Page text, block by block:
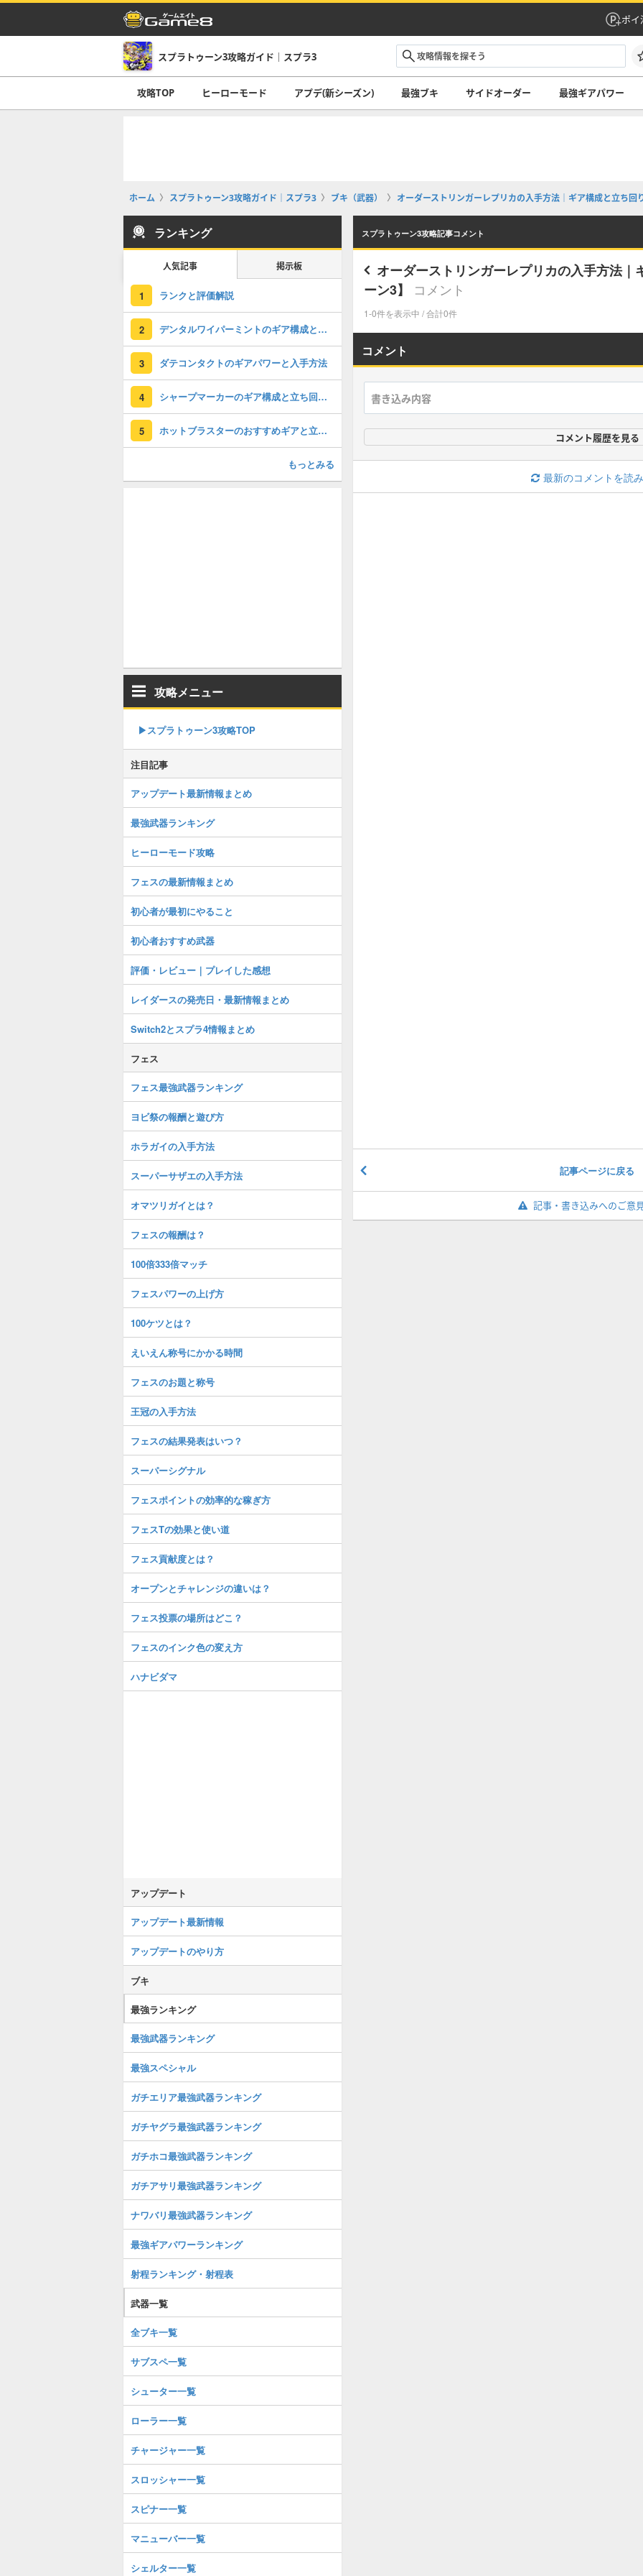
ポイ
スプラトゥーン3攻略ガイド｜スプラ3
攻略TOP ヒーローモード アプデ(新シーズン) 最強ブキ サイドオーダー 最強ギアパワー
ホーム スプラトゥーン3攻略ガイド｜スプラ3 ブキ（武器） オーダーストリンガーレプリカの入手方法｜ギア構成と立ち回
スプラトゥーン3攻略記事コメント
オーダーストリンガーレプリカの入手方法｜
ーン3】
コメント
1-0件を表示中 / 合計0件
コメント
コメント履歴を見る
最新のコメントを読
記事ページに戻る
記事・書き込みへのご意
ランキング
人気記事 掲示板
1 ランクと評価解説
2 デンタルワイパーミントのギア構成と立ち回り｜デンパミ
3 ダテコンタクトのギアパワーと入手方法
4 シャープマーカーのギア構成と立ち回り｜シャプマ
5 ホットブラスターのおすすめギアと立ち回り｜ホッブラ
もっとみる
攻略メニュー
▶︎スプラトゥーン3攻略TOP
注目記事
アップデート最新情報まとめ
最強武器ランキング
ヒーローモード攻略
フェスの最新情報まとめ
初心者が最初にやること
初心者おすすめ武器
評価・レビュー｜プレイした感想
レイダースの発売日・最新情報まとめ
Switch2とスプラ4情報まとめ
フェス
フェス最強武器ランキング
ヨビ祭の報酬と遊び方
ホラガイの入手方法
スーパーサザエの入手方法
オマツリガイとは？
フェスの報酬は？
100倍333倍マッチ
フェスパワーの上げ方
100ケツとは？
えいえん称号にかかる時間
フェスのお題と称号
王冠の入手方法
フェスの結果発表はいつ？
スーパーシグナル
フェスポイントの効率的な稼ぎ方
フェスTの効果と使い道
フェス貢献度とは？
オープンとチャレンジの違いは？
フェス投票の場所はどこ？
フェスのインク色の変え方
ハナビダマ
アップデート
アップデート最新情報
アップデートのやり方
ブキ
最強ランキング
最強武器ランキング
最強スペシャル
ガチエリア最強武器ランキング
ガチヤグラ最強武器ランキング
ガチホコ最強武器ランキング
ガチアサリ最強武器ランキング
ナワバリ最強武器ランキング
最強ギアパワーランキング
射程ランキング・射程表
武器一覧
全ブキ一覧
サブスペ一覧
シューター一覧
ローラー一覧
チャージャー一覧
スロッシャー一覧
スピナー一覧
マニューバー一覧
シェルター一覧